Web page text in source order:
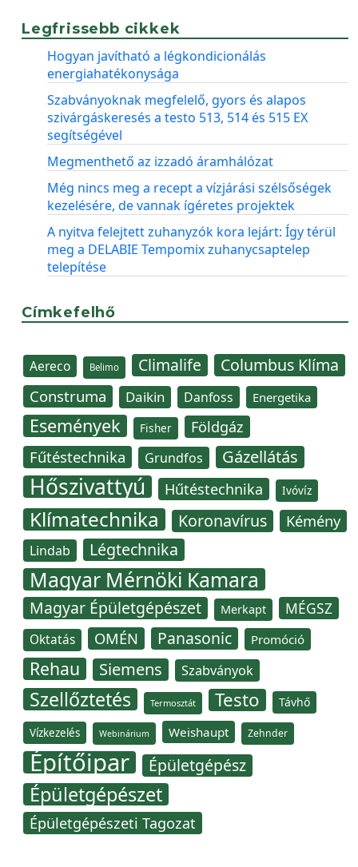
Legfrissebb cikkek
Hogyan javítható a légkondicionálás
energiahatékonysága
Szabványoknak megfelelő, gyors és alapos
szivárgáskeresés a testo 513, 514 és 515 EX
segítségével
Megmenthető az izzadó áramhálózat
Még nincs meg a recept a vízjárási szélsőségek
kezelésére, de vannak ígéretes projektek
A nyitva felejtett zuhanyzók kora lejárt: Így térül
meg a DELABIE Tempomix zuhanycsaptelep
telepítése
Címkefelhő
Aereco Belimo Climalife Columbus Klíma
Construma Daikin Danfoss Energetika
Események Fisher Földgáz
Fűtéstechnika Grundfos Gázellátás
Hőszivattyú Hűtéstechnika Ivóvíz
Klímatechnika Koronavírus Kémény
Lindab Légtechnika
Magyar Mérnöki Kamara
Magyar Épületgépészet Merkapt MÉGSZ
Oktatás OMÉN Panasonic Promóció
Rehau Siemens Szabványok
Szellőztetés Termosztát Testo Távhő
Vízkezelés Webinárium Weishaupt Zehnder
Építőipar Épületgépész
Épületgépészet
Épületgépészeti Tagozat